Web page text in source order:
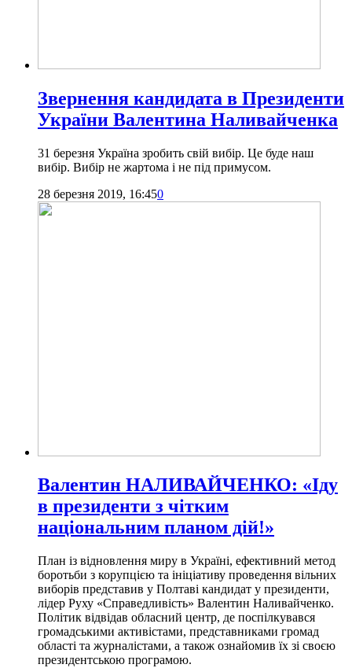
Звернення кандидата в Президенти
України Валентина Наливайченка
31 березня Україна зробить свій вибір. Це буде наш
вибір. Вибір не жартома і не під примусом.
28 березня 2019, 16:450
Валентин НАЛИВАЙЧЕНКО: «Іду
в президенти з чітким
національним планом дій!»
План із відновлення миру в Україні, ефективний метод
боротьби з корупцією та ініціативу проведення вільних
виборів представив у Полтаві кандидат у президенти,
лідер Руху «Справедливість» Валентин Наливайченко.
Політик відвідав обласний центр, де поспілкувався
громадськими активістами, представниками громад
області та журналістами, а також ознайомив їх зі своєю
президентською програмою.